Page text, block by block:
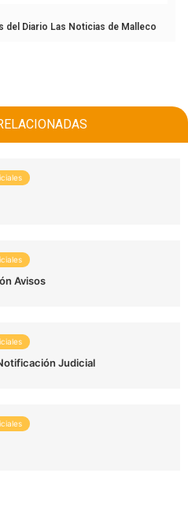
del Diario Las Noticias de Malleco
Avisos
Judicial